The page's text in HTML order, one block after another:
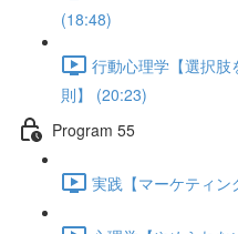
(18:48)
行動心理学【選択
則】 (20:23)
Program 55
実践【マーケティ